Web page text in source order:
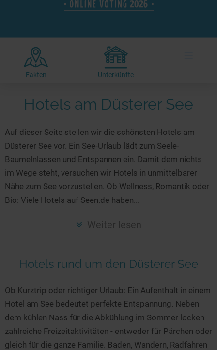
Radtouren am See
Kitesurfen
Kanu- & Kajaktouren
Badeseen in Deutschland
Wellness am See
Urlaub an der Küste
Unterkünfte
Hotels am See
Ferienwohnungen
Camping
Kanu- & Kajak-Urlaub
Wanderurlaub
Bikeurlaub
Auszeit & Wellness
Camping am See
Top-Hotels
Familienhotels
Wellness-Hotels
Biohotels
Ausgefallenes
Häuser auf dem Wasser
Hundefreundliche Unterkünfte
Seen in Deutschland
Seen in Europa
Überwachte Badestellen
Unsere See-Highlights
Top Seen nach Bundesländern
Top Seen nach Regionen
Deutschlands Lieblingsseen
Frankreich
Niederlande
Schweden
Norwegen
alle Länder…
Fakten Unterkünfte
Hotels am Düsterer See
Auf dieser Seite stellen wir die schönsten Hotels am
Düsterer See vor. Ein See-Urlaub lädt zum Seele-
Baumelnlassen und Entspannen ein. Damit dem nichts
im Wege steht, versuchen wir Hotels in unmittelbarer
Nähe zum See vorzustellen. Ob Wellness, Romantik oder
Bio: Viele Hotels auf Seen.de haben...
Weiter lesen
Hotels rund um den Düsterer See
Ob Kurztrip oder richtiger Urlaub: Ein Aufenthalt in einem
Hotel am See bedeutet perfekte Entspannung. Neben
dem kühlen Nass für die Abkühlung im Sommer locken
zahlreiche Freizeitaktivitäten - entweder für Pärchen oder
gleich für die ganze Familie. Baden, Wandern, Radfahren